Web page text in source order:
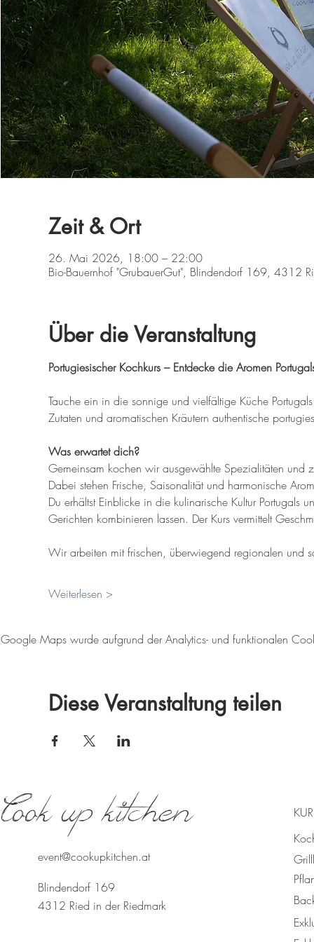
Zeit & Ort
26. Mai 2026, 18:00 – 22:00
Bio-Bauernhof "GrubauerGut", Blindendorf 169, 4312
Über die Veranstaltung
Portugiesischer Kochkurs – Entdecke die Aromen
Tauche ein in die sonnige und vielfältige Küche
Zutaten und aromatischen Kräutern authentische
Was erwartet dich?
Gemeinsam kochen wir ausgewählte Spezialitäten und
Dabei stehen Frische, Saisonalität und harmonische
Du erhältst Einblicke in die kulinarische Kultur
Gerichten kombinieren lassen. Der Kurs vermittelt
Wir arbeiten mit frischen, überwiegend regionalen und
Weiterlesen >
Google Maps wurde aufgrund der Analytics- und funktionalen
Diese Veranstaltung teilen
Cook up kitchen
event@cookupkitchen.at
Blindendorf 169
4312 Ried in der Riedmark